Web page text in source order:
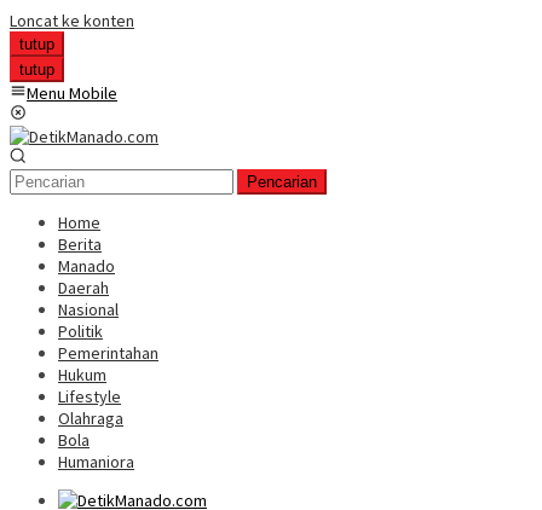
Loncat ke konten
tutup
tutup
Menu Mobile
Pencarian
Home
Berita
Manado
Daerah
Nasional
Politik
Pemerintahan
Hukum
Lifestyle
Olahraga
Bola
Humaniora